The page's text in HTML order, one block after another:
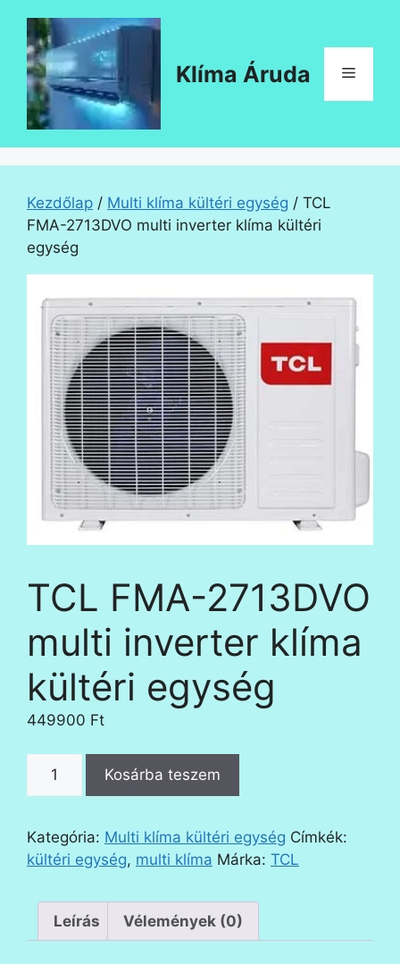
tartalomba
Klíma Áruda Menü
Kezdőlap / Multi klíma kültéri egység / TCL
FMA-2713DVO multi inverter klíma kültéri
egység
TCL FMA-2713DVO
multi inverter klíma
kültéri egység
449900 Ft
multi
inverter
kültéri
egység
mennyiség
Kosárba teszem
Kategória: Multi klíma kültéri egység Címkék:
kültéri egység, multi klíma Márka: TCL
Leírás Vélemények (0)